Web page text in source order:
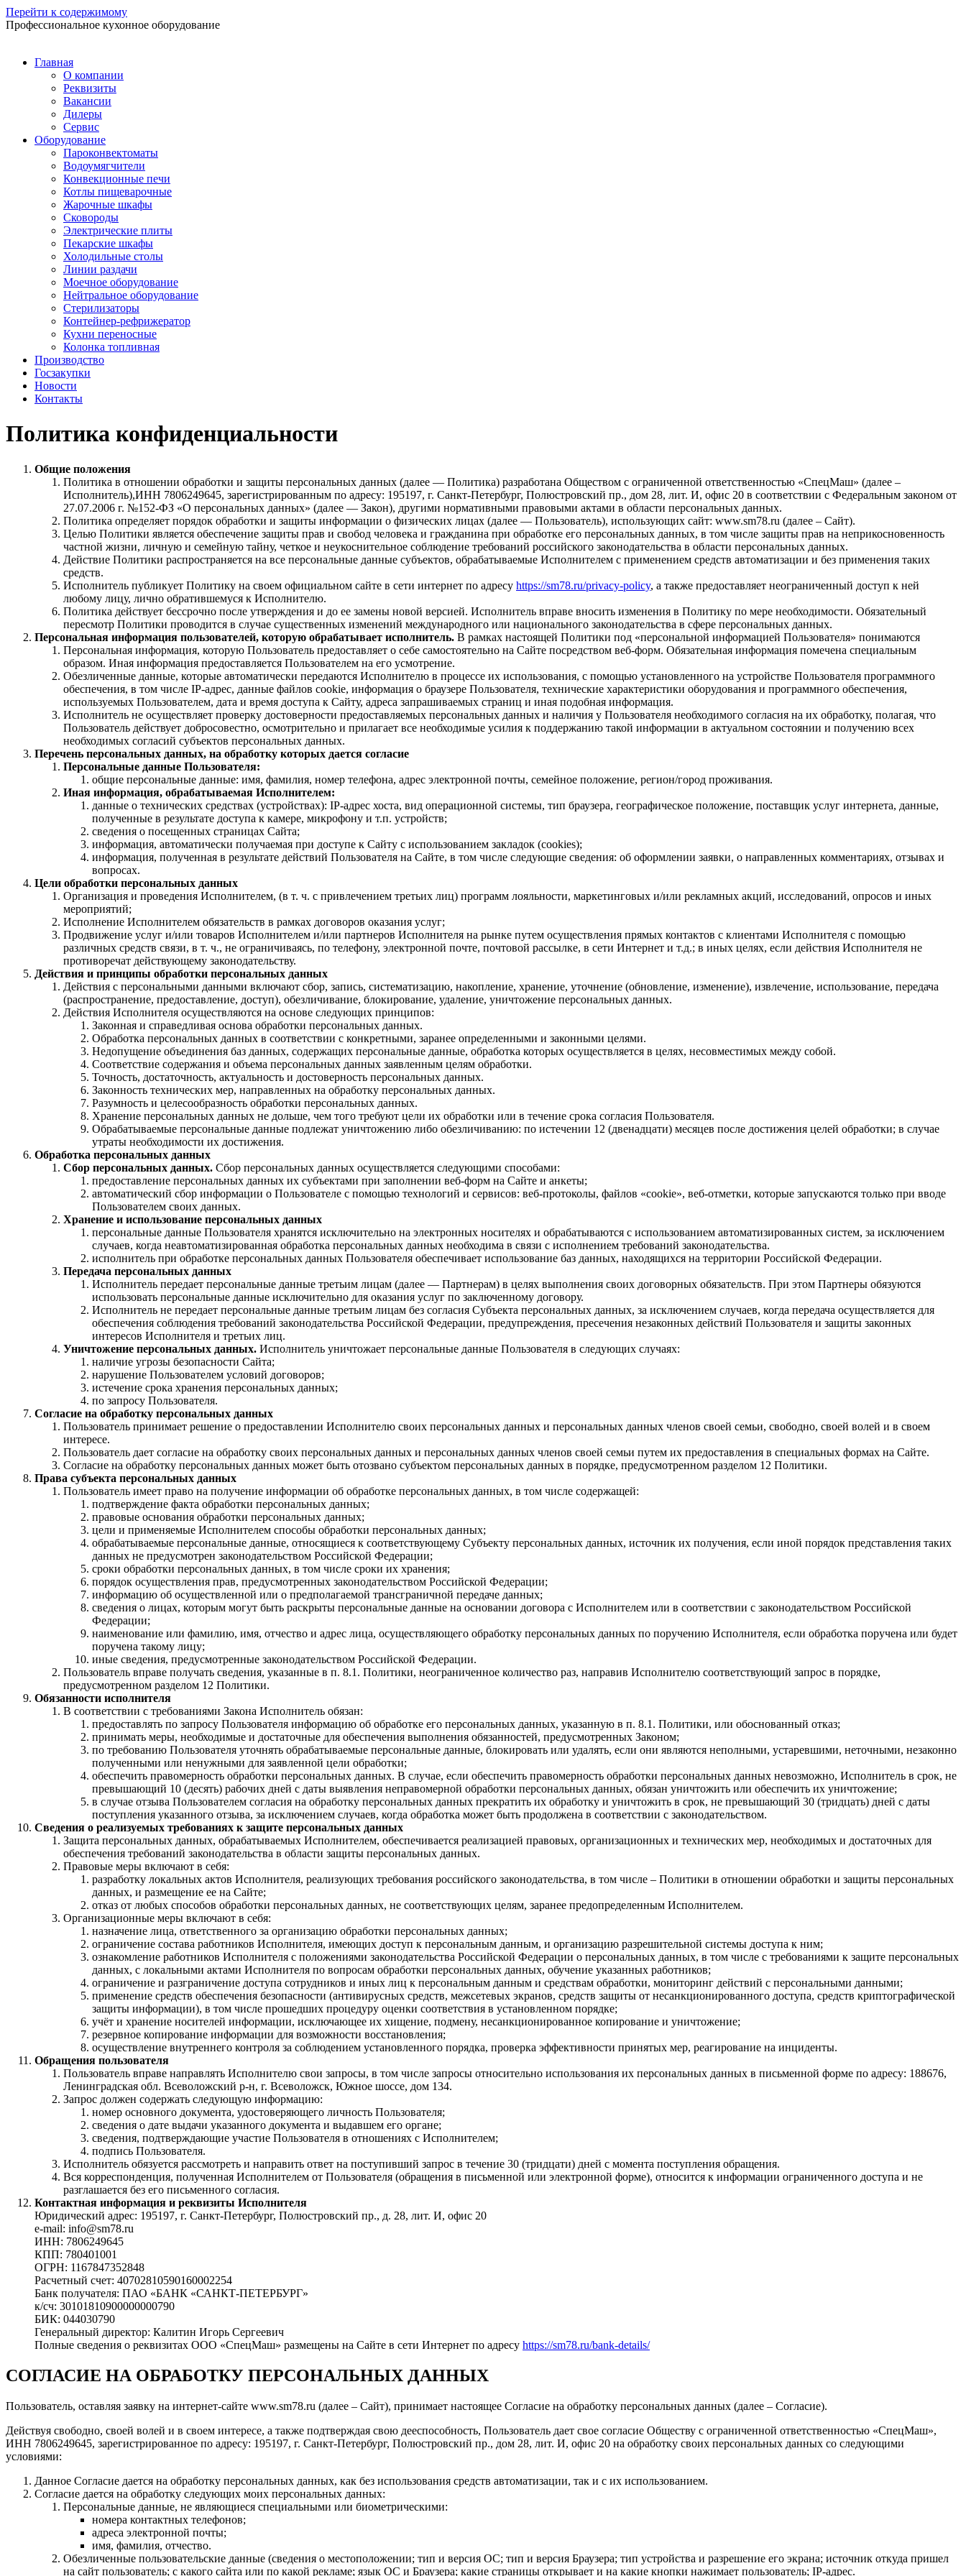
Перейти к содержимому
Профессиональное кухонное оборудование
Главная
О компании
Реквизиты
Вакансии
Дилеры
Сервис
Оборудование
Пароконвектоматы
Водоумягчители
Конвекционные печи
Котлы пищеварочные
Жарочные шкафы
Сковороды
Электрические плиты
Пекарские шкафы
Холодильные столы
Линии раздачи
Моечное оборудование
Нейтральное оборудование
Стерилизаторы
Контейнер-рефрижератор
Кухни переносные
Колонка топливная
Производство
Госзакупки
Новости
Контакты
Политика конфиденциальности
Общие положения
Политика в отношении обработки и защиты персональных данных (далее — Политика) разработана Обществом с ограниченной ответственностью «СпецМаш» (далее –
Исполнитель),ИНН 7806249645, зарегистрированным по адресу: 195197, г. Санкт-Петербург, Полюстровский пр., дом 28, лит. И, офис 20 в соответствии с Федеральным законом от
27.07.2006 г. №152-ФЗ «О персональных данных» (далее — Закон), другими нормативными правовыми актами в области персональных данных.
Политика определяет порядок обработки и защиты информации о физических лицах (далее — Пользователь), использующих сайт: www.sm78.ru (далее – Сайт).
Целью Политики является обеспечение защиты прав и свобод человека и гражданина при обработке его персональных данных, в том числе защиты прав на неприкосновенность
частной жизни, личную и семейную тайну, четкое и неукоснительное соблюдение требований российского законодательства в области персональных данных.
Действие Политики распространяется на все персональные данные субъектов, обрабатываемые Исполнителем с применением средств автоматизации и без применения таких
средств.
Исполнитель публикует Политику на своем официальном сайте в сети интернет по адресу https://sm78.ru/privacy-policy, а также предоставляет неограниченный доступ к ней
любому лицу, лично обратившемуся к Исполнителю.
Политика действует бессрочно после утверждения и до ее замены новой версией. Исполнитель вправе вносить изменения в Политику по мере необходимости. Обязательный
пересмотр Политики проводится в случае существенных изменений международного или национального законодательства в сфере персональных данных.
Персональная информация пользователей, которую обрабатывает исполнитель. В рамках настоящей Политики под «персональной информацией Пользователя» понимаются
Персональная информация, которую Пользователь предоставляет о себе самостоятельно на Сайте посредством веб-форм. Обязательная информация помечена специальным
образом. Иная информация предоставляется Пользователем на его усмотрение.
Обезличенные данные, которые автоматически передаются Исполнителю в процессе их использования, с помощью установленного на устройстве Пользователя программного
обеспечения, в том числе IP-адрес, данные файлов cookie, информация о браузере Пользователя, технические характеристики оборудования и программного обеспечения,
используемых Пользователем, дата и время доступа к Сайту, адреса запрашиваемых страниц и иная подобная информация.
Исполнитель не осуществляет проверку достоверности предоставляемых персональных данных и наличия у Пользователя необходимого согласия на их обработку, полагая, что
Пользователь действует добросовестно, осмотрительно и прилагает все необходимые усилия к поддержанию такой информации в актуальном состоянии и получению всех
необходимых согласий субъектов персональных данных.
Перечень персональных данных, на обработку которых дается согласие
Персональные данные Пользователя:
общие персональные данные: имя, фамилия, номер телефона, адрес электронной почты, семейное положение, регион/город проживания.
Иная информация, обрабатываемая Исполнителем:
данные о технических средствах (устройствах): IP-адрес хоста, вид операционной системы, тип браузера, географическое положение, поставщик услуг интернета, данные,
полученные в результате доступа к камере, микрофону и т.п. устройств;
сведения о посещенных страницах Сайта;
информация, автоматически получаемая при доступе к Сайту с использованием закладок (cookies);
информация, полученная в результате действий Пользователя на Сайте, в том числе следующие сведения: об оформлении заявки, о направленных комментариях, отзывах и
вопросах.
Цели обработки персональных данных
Организация и проведения Исполнителем, (в т. ч. с привлечением третьих лиц) программ лояльности, маркетинговых и/или рекламных акций, исследований, опросов и иных
мероприятий;
Исполнение Исполнителем обязательств в рамках договоров оказания услуг;
Продвижение услуг и/или товаров Исполнителем и/или партнеров Исполнителя на рынке путем осуществления прямых контактов с клиентами Исполнителя с помощью
различных средств связи, в т. ч., не ограничиваясь, по телефону, электронной почте, почтовой рассылке, в сети Интернет и т.д.; в иных целях, если действия Исполнителя не
противоречат действующему законодательству.
Действия и принципы обработки персональных данных
Действия с персональными данными включают сбор, запись, систематизацию, накопление, хранение, уточнение (обновление, изменение), извлечение, использование, передача
(распространение, предоставление, доступ), обезличивание, блокирование, удаление, уничтожение персональных данных.
Действия Исполнителя осуществляются на основе следующих принципов:
Законная и справедливая основа обработки персональных данных.
Обработка персональных данных в соответствии с конкретными, заранее определенными и законными целями.
Недопущение объединения баз данных, содержащих персональные данные, обработка которых осуществляется в целях, несовместимых между собой.
Соответствие содержания и объема персональных данных заявленным целям обработки.
Точность, достаточность, актуальность и достоверность персональных данных.
Законность технических мер, направленных на обработку персональных данных.
Разумность и целесообразность обработки персональных данных.
Хранение персональных данных не дольше, чем того требуют цели их обработки или в течение срока согласия Пользователя.
Обрабатываемые персональные данные подлежат уничтожению либо обезличиванию: по истечении 12 (двенадцати) месяцев после достижения целей обработки; в случае
утраты необходимости их достижения.
Обработка персональных данных
Сбор персональных данных. Сбор персональных данных осуществляется следующими способами:
предоставление персональных данных их субъектами при заполнении веб-форм на Сайте и анкеты;
автоматический сбор информации о Пользователе с помощью технологий и сервисов: веб-протоколы, файлов «cookie», веб-отметки, которые запускаются только при вводе
Пользователем своих данных.
Хранение и использование персональных данных
персональные данные Пользователя хранятся исключительно на электронных носителях и обрабатываются с использованием автоматизированных систем, за исключением
случаев, когда неавтоматизированная обработка персональных данных необходима в связи с исполнением требований законодательства.
исполнитель при обработке персональных данных Пользователя обеспечивает использование баз данных, находящихся на территории Российской Федерации.
Передача персональных данных
Исполнитель передает персональные данные третьим лицам (далее — Партнерам) в целях выполнения своих договорных обязательств. При этом Партнеры обязуются
использовать персональные данные исключительно для оказания услуг по заключенному договору.
Исполнитель не передает персональные данные третьим лицам без согласия Субъекта персональных данных, за исключением случаев, когда передача осуществляется для
обеспечения соблюдения требований законодательства Российской Федерации, предупреждения, пресечения незаконных действий Пользователя и защиты законных
интересов Исполнителя и третьих лиц.
Уничтожение персональных данных. Исполнитель уничтожает персональные данные Пользователя в следующих случаях:
наличие угрозы безопасности Сайта;
нарушение Пользователем условий договоров;
истечение срока хранения персональных данных;
по запросу Пользователя.
Согласие на обработку персональных данных
Пользователь принимает решение о предоставлении Исполнителю своих персональных данных и персональных данных членов своей семьи, свободно, своей волей и в своем
интересе.
Пользователь дает согласие на обработку своих персональных данных и персональных данных членов своей семьи путем их предоставления в специальных формах на Сайте.
Согласие на обработку персональных данных может быть отозвано субъектом персональных данных в порядке, предусмотренном разделом 12 Политики.
Права субъекта персональных данных
Пользователь имеет право на получение информации об обработке персональных данных, в том числе содержащей:
подтверждение факта обработки персональных данных;
правовые основания обработки персональных данных;
цели и применяемые Исполнителем способы обработки персональных данных;
обрабатываемые персональные данные, относящиеся к соответствующему Субъекту персональных данных, источник их получения, если иной порядок представления таких
данных не предусмотрен законодательством Российской Федерации;
сроки обработки персональных данных, в том числе сроки их хранения;
порядок осуществления прав, предусмотренных законодательством Российской Федерации;
информацию об осуществленной или о предполагаемой трансграничной передаче данных;
сведения о лицах, которым могут быть раскрыты персональные данные на основании договора с Исполнителем или в соответствии с законодательством Российской
Федерации;
наименование или фамилию, имя, отчество и адрес лица, осуществляющего обработку персональных данных по поручению Исполнителя, если обработка поручена или будет
поручена такому лицу;
иные сведения, предусмотренные законодательством Российской Федерации.
Пользователь вправе получать сведения, указанные в п. 8.1. Политики, неограниченное количество раз, направив Исполнителю соответствующий запрос в порядке,
предусмотренном разделом 12 Политики.
Обязанности исполнителя
В соответствии с требованиями Закона Исполнитель обязан:
предоставлять по запросу Пользователя информацию об обработке его персональных данных, указанную в п. 8.1. Политики, или обоснованный отказ;
принимать меры, необходимые и достаточные для обеспечения выполнения обязанностей, предусмотренных Законом;
по требованию Пользователя уточнять обрабатываемые персональные данные, блокировать или удалять, если они являются неполными, устаревшими, неточными, незаконно
полученными или ненужными для заявленной цели обработки;
обеспечить правомерность обработки персональных данных. В случае, если обеспечить правомерность обработки персональных данных невозможно, Исполнитель в срок, не
превышающий 10 (десять) рабочих дней с даты выявления неправомерной обработки персональных данных, обязан уничтожить или обеспечить их уничтожение;
в случае отзыва Пользователем согласия на обработку персональных данных прекратить их обработку и уничтожить в срок, не превышающий 30 (тридцать) дней с даты
поступления указанного отзыва, за исключением случаев, когда обработка может быть продолжена в соответствии с законодательством.
Сведения о реализуемых требованиях к защите персональных данных
Защита персональных данных, обрабатываемых Исполнителем, обеспечивается реализацией правовых, организационных и технических мер, необходимых и достаточных для
обеспечения требований законодательства в области защиты персональных данных.
Правовые меры включают в себя:
разработку локальных актов Исполнителя, реализующих требования российского законодательства, в том числе – Политики в отношении обработки и защиты персональных
данных, и размещение ее на Сайте;
отказ от любых способов обработки персональных данных, не соответствующих целям, заранее предопределенным Исполнителем.
Организационные меры включают в себя:
назначение лица, ответственного за организацию обработки персональных данных;
ограничение состава работников Исполнителя, имеющих доступ к персональным данным, и организацию разрешительной системы доступа к ним;
ознакомление работников Исполнителя с положениями законодательства Российской Федерации о персональных данных, в том числе с требованиями к защите персональных
данных, с локальными актами Исполнителя по вопросам обработки персональных данных, обучение указанных работников;
ограничение и разграничение доступа сотрудников и иных лиц к персональным данным и средствам обработки, мониторинг действий с персональными данными;
применение средств обеспечения безопасности (антивирусных средств, межсетевых экранов, средств защиты от несанкционированного доступа, средств криптографической
защиты информации), в том числе прошедших процедуру оценки соответствия в установленном порядке;
учёт и хранение носителей информации, исключающее их хищение, подмену, несанкционированное копирование и уничтожение;
резервное копирование информации для возможности восстановления;
осуществление внутреннего контроля за соблюдением установленного порядка, проверка эффективности принятых мер, реагирование на инциденты.
Обращения пользователя
Пользователь вправе направлять Исполнителю свои запросы, в том числе запросы относительно использования их персональных данных в письменной форме по адресу: 188676,
Ленинградская обл. Всеволожский р-н, г. Всеволожск, Южное шоссе, дом 134.
Запрос должен содержать следующую информацию:
номер основного документа, удостоверяющего личность Пользователя;
сведения о дате выдачи указанного документа и выдавшем его органе;
сведения, подтверждающие участие Пользователя в отношениях с Исполнителем;
подпись Пользователя.
Исполнитель обязуется рассмотреть и направить ответ на поступивший запрос в течение 30 (тридцати) дней с момента поступления обращения.
Вся корреспонденция, полученная Исполнителем от Пользователя (обращения в письменной или электронной форме), относится к информации ограниченного доступа и не
разглашается без его письменного согласия.
Контактная информация и реквизиты Исполнителя
Юридический адрес: 195197, г. Санкт-Петербург, Полюстровский пр., д. 28, лит. И, офис 20
e-mail: info@sm78.ru
ИНН: 7806249645
КПП: 780401001
ОГРН: 1167847352848
Расчетный счет: 40702810590160002254
Банк получателя: ПАО «БАНК «САНКТ-ПЕТЕРБУРГ»
к/сч: 30101810900000000790
БИК: 044030790
Генеральный директор: Калитин Игорь Сергеевич
Полные сведения о реквизитах ООО «СпецМаш» размещены на Сайте в сети Интернет по адресу https://sm78.ru/bank-details/
СОГЛАСИЕ НА ОБРАБОТКУ ПЕРСОНАЛЬНЫХ ДАННЫХ
Пользователь, оставляя заявку на интернет-сайте www.sm78.ru (далее – Сайт), принимает настоящее Согласие на обработку персональных данных (далее – Согласие).
Действуя свободно, своей волей и в своем интересе, а также подтверждая свою дееспособность, Пользователь дает свое согласие Обществу с ограниченной ответственностью «СпецМаш»,
ИНН 7806249645, зарегистрированное по адресу: 195197, г. Санкт-Петербург, Полюстровский пр., дом 28, лит. И, офис 20 на обработку своих персональных данных со следующими
условиями:
Данное Согласие дается на обработку персональных данных, как без использования средств автоматизации, так и с их использованием.
Согласие дается на обработку следующих моих персональных данных:
Персональные данные, не являющиеся специальными или биометрическими:
номера контактных телефонов;
адреса электронной почты;
имя, фамилия, отчество.
Обезличенные пользовательские данные (сведения о местоположении; тип и версия ОС; тип и версия Браузера; тип устройства и разрешение его экрана; источник откуда пришел
на сайт пользователь; с какого сайта или по какой рекламе; язык ОС и Браузера; какие страницы открывает и на какие кнопки нажимает пользователь; IP-адрес.